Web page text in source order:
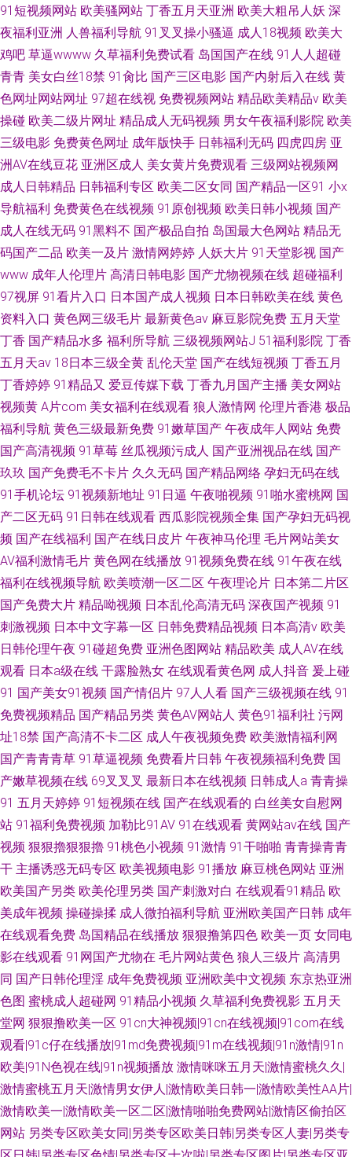
91短视频网站 欧美骚网站 丁香五月天亚洲 欧美大粗吊人妖 深
夜福利亚洲 人兽福利导航 91叉叉操小骚逼 成人18视频 欧美大
鸡吧 草逼wwww 久草福利免费试看 岛国国产在线 91人人超碰
青青 美女白丝18禁 91肏比 国产三区电影 国产内射后入在线 黄
色网址网站网址 97超在线视 免费视频网站 精品欧美精品v 欧美
操碰 欧美二级片网址 精品成人无码视频 男女午夜福利影院 欧美
三级电影 免费黄色网址 成年版快手 日韩福利无码 四虎四房 亚
洲AV在线豆花 亚洲区成人 美女黄片免费观看 三级网站视频网
成人日韩精品 日韩福利专区 欧美二区女同 国产精品一区91 小x
导航福利 免费黄色在线视频 91原创视频 欧美日韩小视频 国产
成人在线无码 91黑料不 国产极品自拍 岛国最大色网站 精品无
码国产二品 欧美一及片 激情网婷婷 人妖大片 91天堂影视 国产
www 成年人伦理片 高清日韩电影 国产尤物视频在线 超碰福利
97视屏 91看片入口 日本国产成人视频 日本日韩欧美在线 黄色
资料入口 黄色网三级毛片 最新黄色av 麻豆影院免费 五月天堂
丁香 国产精品水多 福利所导航 三级视频网站J 51福利影院 丁香
五月天av 18日本三级全黄 乱伦天堂 国产在线短视频 丁香五月
丁香婷婷 91精品又 爱豆传媒下载 丁香九月国产主播 美女网站
视频黄 A片com 美女福利在线观看 狼人激情网 伦理片香港 极品
福利导航 黄色三级最新免费 91嫩草国产 午夜成年人网站 免费
国产高清视频 91草莓 丝瓜视频污成人 国产亚洲视品在线 国产
玖玖 国产免费毛不卡片 久久无码 国产精品网络 孕妇无码在线
91手机论坛 91视频新地址 91日逼 午夜啪视频 91啪水蜜桃网 国
产二区无码 91日韩在线观看 西瓜影院视频全集 国产孕妇无码视
频 国产在线福利 国产在线日皮片 午夜神马伦理 毛片网站美女
AV福利激情毛片 黄色网在线播放 91视频免费在线 91午夜在线
福利在线视频导航 欧美喷潮一区二区 午夜理论片 日本第二片区
国产免费大片 精品呦视频 日本乱伦高清无码 深夜国产视频 91
刺激视频 日本中文字幕一区 日韩免费精品视频 日本高清v 欧美
日韩伦理午夜 91碰超免费 亚洲色图网站 精品欧美 成人AV在线
观看 日本a级在线 干露脸熟女 在线观看黄色网 成人抖音 爰上碰
91 国产美女91视频 国产情侣片 97人人看 国产三级视频在线 91
免费视频精品 国产精品另类 黄色AV网站人 黄色91福利社 污网
址18禁 国产高清不卡二区 成人午夜视频免费 欧美激情福利网
国产青青青草 91草逼视频 免费看片日韩 午夜视频福利免费 国
产嫩草视频在线 69叉叉叉 最新日本在线视频 日韩成人a 青青操
91 五月天婷婷 91短视频在线 国产在线观看的 白丝美女自慰网
站 91福利免费视频 加勒比91AV 91在线观看 黄网站av在线 国产
视频 狠狠擼狠狠擼 91桃色小视频 91激情 91干啪啪 青青操青青
干 主播诱惑无码专区 欧美视频电影 91播放 麻豆桃色网站 亚洲
欧美国产另类 欧美伦理另类 国产刺激对白 在线观看91精品 欧
美成年视频 操碰操揉 成人微拍福利导航 亚洲欧美国产日韩 成年
在线观看免费 岛国精品在线播放 狠狠撸第四色 欧美一页 女同电
影在线观看 91网国产尤物在 毛片网站黄色 狼人三级片 高清男
同 国产日韩伦理淫 成年免费视频 亚洲欧美中文视频 东京热亚洲
色图 蜜桃成人超碰网 91精品小视频 久草福利免费视影 五月天
堂网 狠狠撸欧美一区 91cn大神视频|91cn在线视频|91com在线
观看|91c仔在线播放|91md免费视频|91m在线视频|91n激情|91n
欧美|91N色视在线|91n视频播放 激情咪咪五月天|激情蜜桃久久|
激情蜜桃五月天|激情男女伊人|激情欧美日韩一|激情欧美性AA片|
激情欧美一|激情欧美一区二区|激情啪啪免费网站|激情区偷拍区
网站 另类专区欧美女同|另类专区欧美日韩|另类专区人妻|另类专